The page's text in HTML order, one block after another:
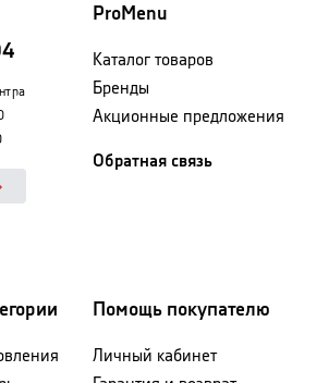
ProMenu
Каталог товаров
Бренды
Акционные предложения
Обратная связь
Помощь покупателю
Личный кабинет